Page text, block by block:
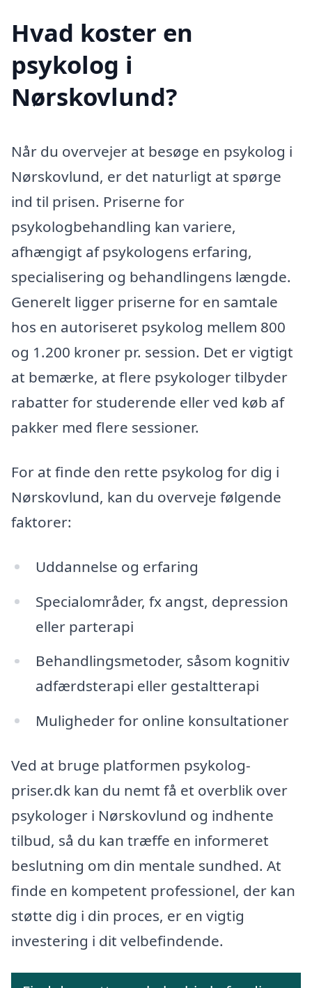
Hvad koster en
psykolog i
Nørskovlund?
Når du overvejer at besøge en psykolog i
Nørskovlund, er det naturligt at spørge
ind til prisen. Priserne for
psykologbehandling kan variere,
afhængigt af psykologens erfaring,
specialisering og behandlingens længde.
Generelt ligger priserne for en samtale
hos en autoriseret psykolog mellem 800
og 1.200 kroner pr. session. Det er vigtigt
at bemærke, at flere psykologer tilbyder
rabatter for studerende eller ved køb af
pakker med flere sessioner.
For at finde den rette psykolog for dig i
Nørskovlund, kan du overveje følgende
faktorer:
Uddannelse og erfaring
Specialområder, fx angst, depression
eller parterapi
Behandlingsmetoder, såsom kognitiv
adfærdsterapi eller gestaltterapi
Muligheder for online konsultationer
Ved at bruge platformen psykolog-
priser.dk kan du nemt få et overblik over
psykologer i Nørskovlund og indhente
tilbud, så du kan træffe en informeret
beslutning om din mentale sundhed. At
finde en kompetent professionel, der kan
støtte dig i din proces, er en vigtig
investering i dit velbefindende.